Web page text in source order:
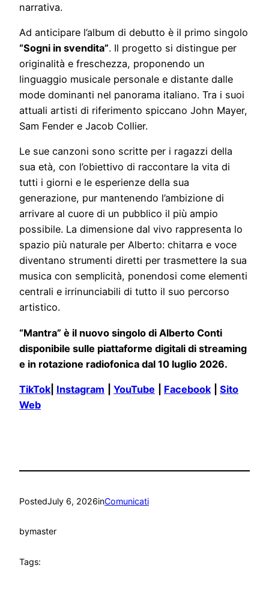
narrativa.
Ad anticipare l’album di debutto è il primo singolo
“Sogni in svendita”. Il progetto si distingue per
originalità e freschezza, proponendo un
linguaggio musicale personale e distante dalle
mode dominanti nel panorama italiano. Tra i suoi
attuali artisti di riferimento spiccano John Mayer,
Sam Fender e Jacob Collier.
Le sue canzoni sono scritte per i ragazzi della
sua età, con l’obiettivo di raccontare la vita di
tutti i giorni e le esperienze della sua
generazione, pur mantenendo l’ambizione di
arrivare al cuore di un pubblico il più ampio
possibile. La dimensione dal vivo rappresenta lo
spazio più naturale per Alberto: chitarra e voce
diventano strumenti diretti per trasmettere la sua
musica con semplicità, ponendosi come elementi
centrali e irrinunciabili di tutto il suo percorso
artistico.
“Mantra” è il nuovo singolo di Alberto Conti
disponibile sulle piattaforme digitali di streaming
e in rotazione radiofonica dal 10 luglio 2026.
TikTok| Instagram YouTube Facebook
Sito
Web
PostedJuly 6, 2026inComunicati
bymaster
Tags: